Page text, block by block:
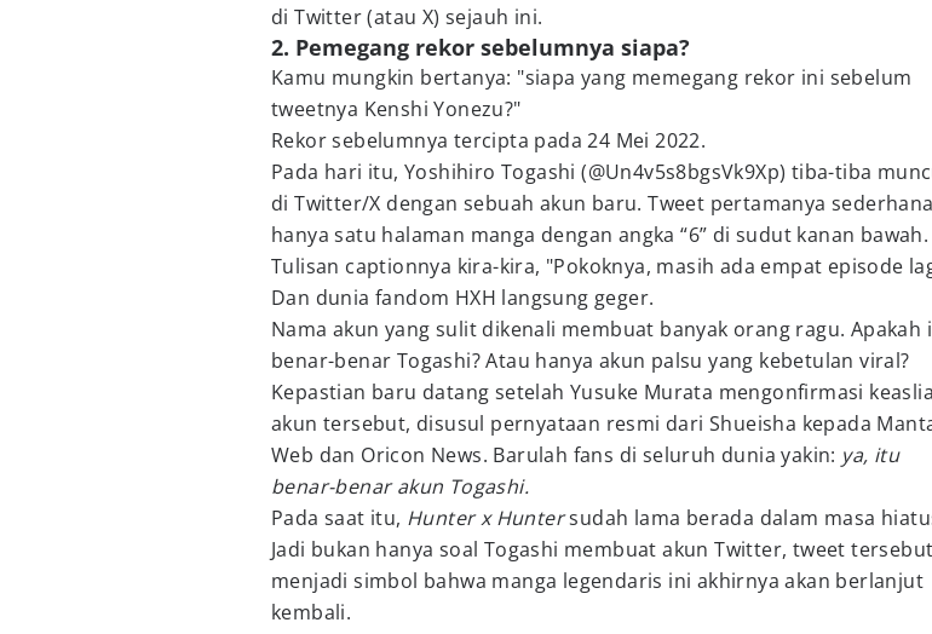
di Twitter (atau X) sejauh ini.
2. Pemegang rekor sebelumnya siapa?
Kamu mungkin bertanya: "siapa yang memegang rekor ini sebelum
tweetnya Kenshi Yonezu?"
Rekor sebelumnya tercipta pada 24 Mei 2022.
Pada hari itu, Yoshihiro Togashi (@Un4v5s8bgsVk9Xp) tiba-tiba
di Twitter/X dengan sebuah akun baru. Tweet pertamanya
hanya satu halaman manga dengan angka “6” di sudut kanan bawah.
Tulisan captionnya kira-kira, "Pokoknya, masih ada empat episode
Dan dunia fandom HXH langsung geger.
Nama akun yang sulit dikenali membuat banyak orang ragu. Apakah
benar-benar Togashi? Atau hanya akun palsu yang kebetulan viral?
Kepastian baru datang setelah Yusuke Murata mengonfirmasi
akun tersebut, disusul pernyataan resmi dari Shueisha kepada
Web dan Oricon News. Barulah fans di seluruh dunia yakin: ya, itu
benar-benar akun Togashi.
Pada saat itu, Hunter x Huntersudah lama berada dalam masa
Jadi bukan hanya soal Togashi membuat akun Twitter, tweet tersebut
menjadi simbol bahwa manga legendaris ini akhirnya akan berlanjut
kembali.